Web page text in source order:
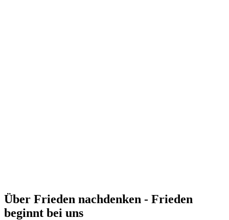
Über Frieden nachdenken - Frieden
beginnt bei uns